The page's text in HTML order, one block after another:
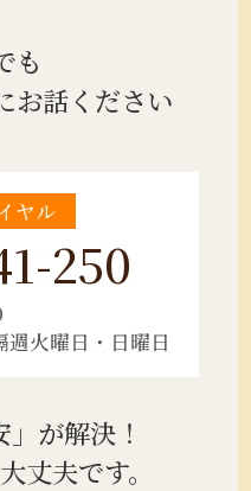
も
お話ください
ヤル
250
火曜日・日曜日
」が解決！
丈夫です。